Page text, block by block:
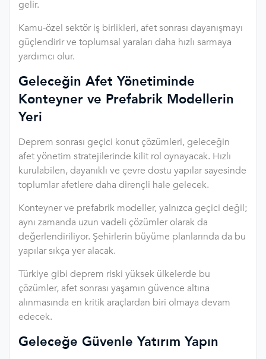
gelir.
Kamu-özel sektör iş birlikleri, afet sonrası dayanışmayı
güçlendirir ve toplumsal yaraları daha hızlı sarmaya
yardımcı olur.
Geleceğin Afet Yönetiminde
Konteyner ve Prefabrik Modellerin
Yeri
Deprem sonrası geçici konut çözümleri, geleceğin
afet yönetim stratejilerinde kilit rol oynayacak. Hızlı
kurulabilen, dayanıklı ve çevre dostu yapılar sayesinde
toplumlar afetlere daha dirençli hale gelecek.
Konteyner ve prefabrik modeller, yalnızca geçici değil;
aynı zamanda uzun vadeli çözümler olarak da
değerlendiriliyor. Şehirlerin büyüme planlarında da bu
yapılar sıkça yer alacak.
Türkiye gibi deprem riski yüksek ülkelerde bu
çözümler, afet sonrası yaşamın güvence altına
alınmasında en kritik araçlardan biri olmaya devam
edecek.
Geleceğe Güvenle Yatırım Yapın